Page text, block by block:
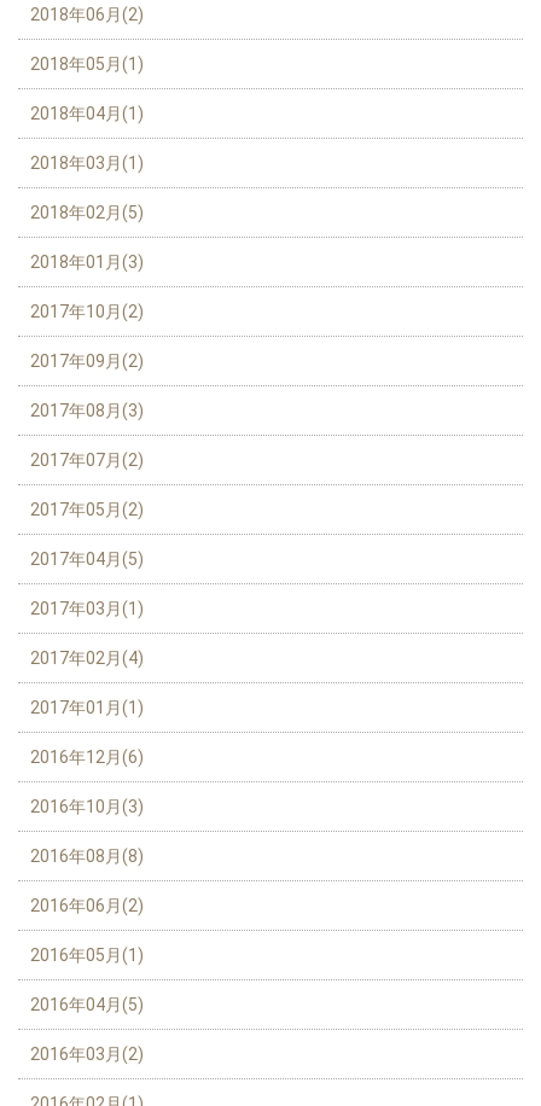
2018年06月(2)
2018年05月(1)
2018年04月(1)
2018年03月(1)
2018年02月(5)
2018年01月(3)
2017年10月(2)
2017年09月(2)
2017年08月(3)
2017年07月(2)
2017年05月(2)
2017年04月(5)
2017年03月(1)
2017年02月(4)
2017年01月(1)
2016年12月(6)
2016年10月(3)
2016年08月(8)
2016年06月(2)
2016年05月(1)
2016年04月(5)
2016年03月(2)